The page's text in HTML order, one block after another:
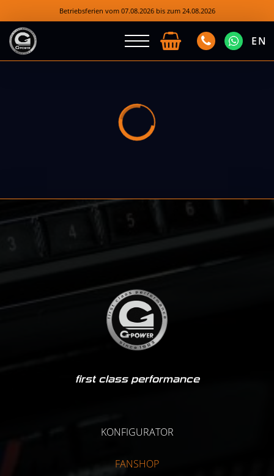
Betriebsferien vom 07.08.2026 bis zum 24.08.2026
EN
first class performance
KONFIGURATOR
FANSHOP